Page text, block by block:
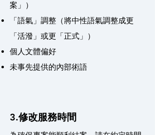
案」）
「語氣」調整（將中性語氣調整成更
「活潑」或更「正式」）
個人文體偏好
未事先提供的內部術語
3.修改服務時間